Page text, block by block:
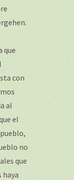
que
con
al
el
no
que
haya